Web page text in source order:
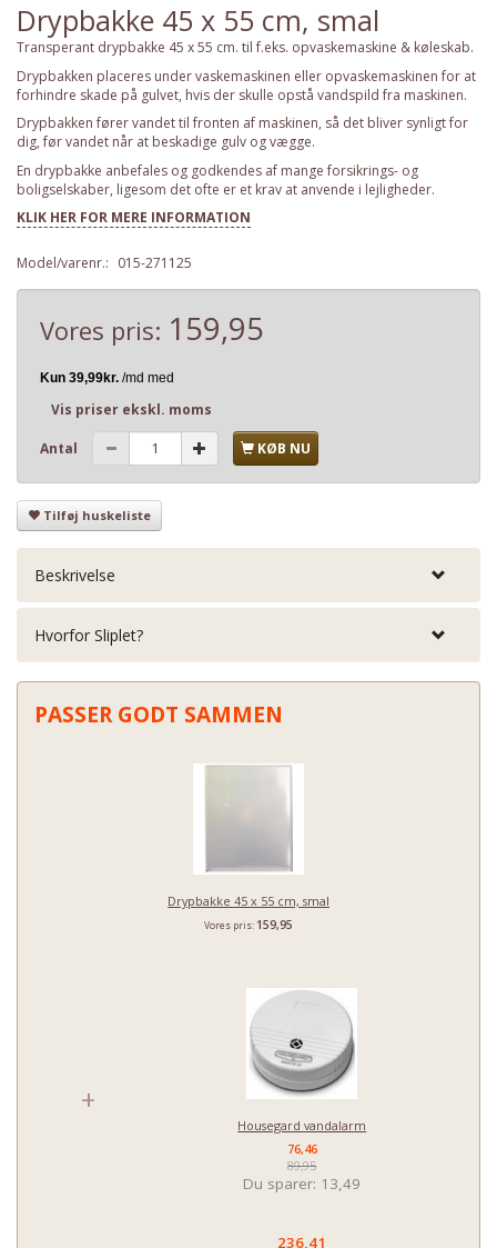
Drypbakke 45 x 55 cm, smal
Transperant drypbakke 45 x 55 cm. til f.eks. opvaskemaskine & køleskab.
Drypbakken placeres under vaskemaskinen eller opvaskemaskinen for at
forhindre skade på gulvet, hvis der skulle opstå vandspild fra maskinen.
Drypbakken fører vandet til fronten af maskinen, så det bliver synligt for
dig, før vandet når at beskadige gulv og vægge.
En drypbakke anbefales og godkendes af mange forsikrings- og
boligselskaber, ligesom det ofte er et krav at anvende i lejligheder.
KLIK HER FOR MERE INFORMATION
Model/varenr.: 015-271125
Vores pris: 159,95
Vis priser ekskl. moms
Antal KØB NU
Tilføj huskeliste
Beskrivelse
Hvorfor Sliplet?
PASSER GODT SAMMEN
Drypbakke 45 x 55 cm, smal
Vores pris: 159,95
+
Housegard vandalarm
76,46
89,95
Du sparer: 13,49
236,41